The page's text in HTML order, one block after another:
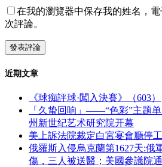
在我的瀏覽器中保存我的姓名，
次評論。
近期文章
《球痴評球·闖入決賽》（603）
「久蛰回响」——“色彩”主题
州新世纪艺术研究院开幕
美上訴法院裁定白宮宴會廳停
俄羅斯入侵烏克蘭第1627天:俄
傷，三人被送醫；美國參議院